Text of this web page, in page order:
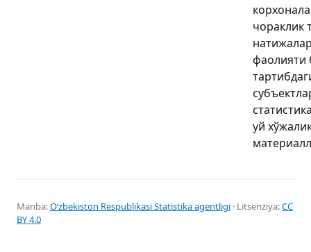
чораклик
фаолияти
уй
Manba:Oʻzbekiston Respublikasi Statistika agentligi · Litsenziya:CC
BY 4.0